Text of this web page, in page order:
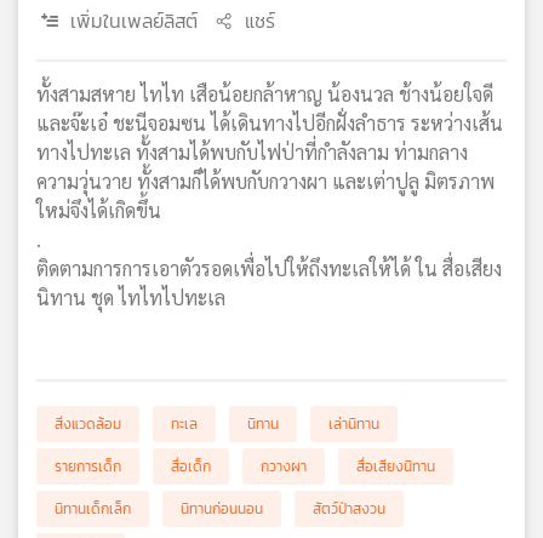
แผนที่
วิทยุ
เครือ
ข่าย
เพิ่มในเพลย์ลิสต์ แชร์
ทั้งสามสหาย ไทไท เสือน้อยกล้าหาญ น้องนวล ช้างน้อยใจดี
และจ๊ะเอ๋ ชะนีจอมซน ได้เดินทางไปอีกฝั่งลำธาร ระหว่างเส้น
ทางไปทะเล ทั้งสามได้พบกับไฟป่าที่กำลังลาม ท่ามกลาง
ความวุ่นวาย ทั้งสามก็ได้พบกับกวางผา และเต่าปูลู มิตรภาพ
ใหม่จึงได้เกิดขึ้น
.
ติดตามการการเอาตัวรอดเพื่อไปให้ถึงทะเลให้ได้ ใน สื่อเสียง
นิทาน ชุด ไทไทไปทะเล
สิ่งแวดล้อม ทะเล นิทาน
เล่านิทาน
รายการเด็ก
สื่อเด็ก กวางผา
สื่อเสียงนิทาน
นิทานเด็กเล็ก
นิทานก่อนนอน
สัตว์ป่าสงวน